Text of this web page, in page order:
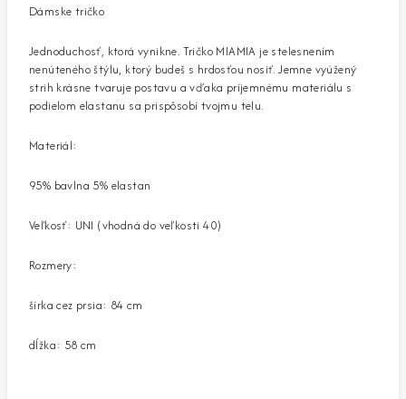
Dámske tričko
Jednoduchosť, ktorá vynikne. Tričko MIAMIA je stelesnením
nenúteného štýlu, ktorý budeš s hrdosťou nosiť. Jemne vyúžený
strih krásne tvaruje postavu a vďaka príjemnému materiálu s
podielom elastanu sa prispôsobí tvojmu telu.
Materiál:
95% bavlna 5% elastan
Veľkosť: UNI (vhodná do veľkosti 40)
Rozmery:
šírka cez prsia: 84 cm
dĺžka: 58 cm